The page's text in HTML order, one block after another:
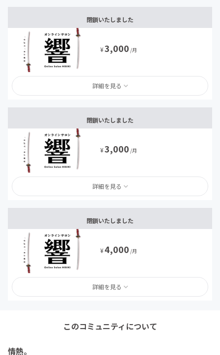
閉鎖いたしました
¥3,000 /月
詳細を見る
閉鎖いたしました
¥3,000 /月
詳細を見る
閉鎖いたしました
¥4,000 /月
詳細を見る
このコミュニティについて
情熱。